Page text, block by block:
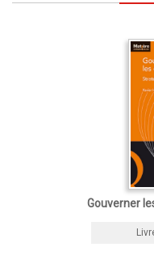
Gouverner